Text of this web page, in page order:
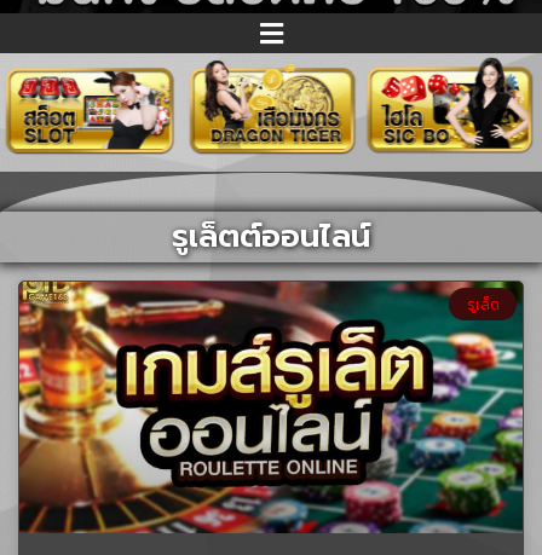
รูเล็ตต์ออนไลน์
รูเล็ต